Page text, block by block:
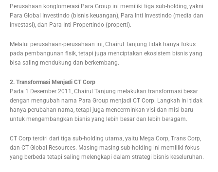
Perusahaan konglomerasi Para Group ini memiliki tiga sub-holding, yakni
Para Global Investindo (bisnis keuangan), Para Inti Investindo (media dan
investasi), dan Para Inti Propertindo (properti).
Melalui perusahaan-perusahaan ini, Chairul Tanjung tidak hanya fokus
pada pembangunan fisik, tetapi juga menciptakan ekosistem bisnis yang
bisa saling mendukung dan berkembang.
2. Transformasi Menjadi CT Corp
Pada 1 Desember 2011, Chairul Tanjung melakukan transformasi besar
dengan mengubah nama Para Group menjadi CT Corp. Langkah ini tidak
hanya perubahan nama, tetapi juga mencerminkan visi dan misi baru
untuk mengembangkan bisnis yang lebih besar dan lebih beragam.
CT Corp terdiri dari tiga sub-holding utama, yaitu Mega Corp, Trans Corp,
dan CT Global Resources. Masing-masing sub-holding ini memiliki fokus
yang berbeda tetapi saling melengkapi dalam strategi bisnis keseluruhan.